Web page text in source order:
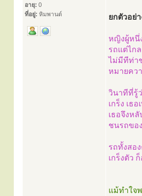
อายุ: 0
ที่อยู่: หิมพานต์ ยกตัวอย่า
หญิงผู้หนึ่
รถแต่ไก
ไม่มีทีท่า
หมายคว
วินาทีที่รู้
เกร็ง เธ
เธอจึงห
ชนรถขอ
รถทั้งสอ
เกร็งตัว
แม้ทำใจ